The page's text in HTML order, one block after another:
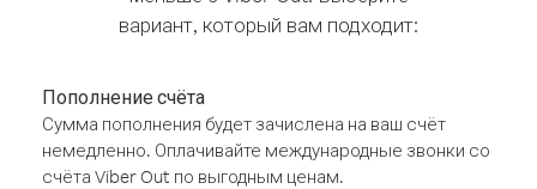
вариант, который вам подходит:
Пополнение счёта
Сумма пополнения будет зачислена на ваш счёт
немедленно. Оплачивайте международные звонки со
счёта Viber Out по выгодным ценам.